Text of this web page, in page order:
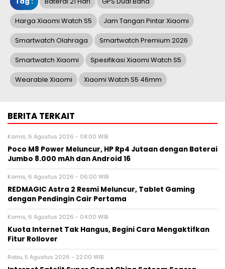
Harga Xiaomi Watch S5 Jam Tangan Pintar Xiaomi
Smartwatch Olahraga Smartwatch Premium 2026
Smartwatch Xiaomi Spesifikasi Xiaomi Watch S5
Wearable Xiaomi Xiaomi Watch S5 46mm
BERITA TERKAIT
Kamis, 6 Agustus 2026 - 08:00 WIB
Poco M8 Power Meluncur, HP Rp4 Jutaan dengan Baterai
Jumbo 8.000 mAh dan Android 16
Kamis, 6 Agustus 2026 - 06:00 WIB
REDMAGIC Astra 2 Resmi Meluncur, Tablet Gaming
dengan Pendingin Cair Pertama
Kamis, 6 Agustus 2026 - 04:00 WIB
Kuota Internet Tak Hangus, Begini Cara Mengaktifkan
Fitur Rollover
Rabu, 5 Agustus 2026 - 22:00 WIB